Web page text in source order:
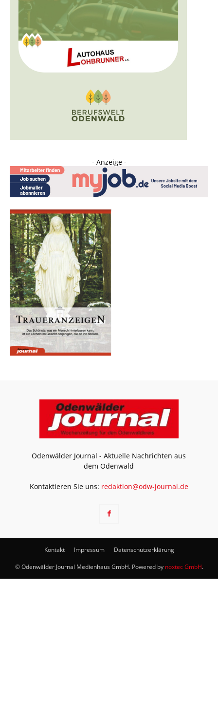
- Anzeige -
Odenwälder Journal - Aktuelle Nachrichten aus
dem Odenwald
Kontaktieren Sie uns: redaktion@odw-journal.de
Kontakt Impressum Datenschutzerklärung
© Odenwälder Journal Medienhaus GmbH. Powered by noxtec GmbH.